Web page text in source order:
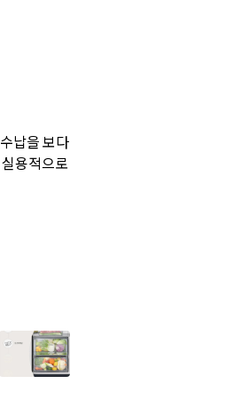
수납을 보다
실용적으로